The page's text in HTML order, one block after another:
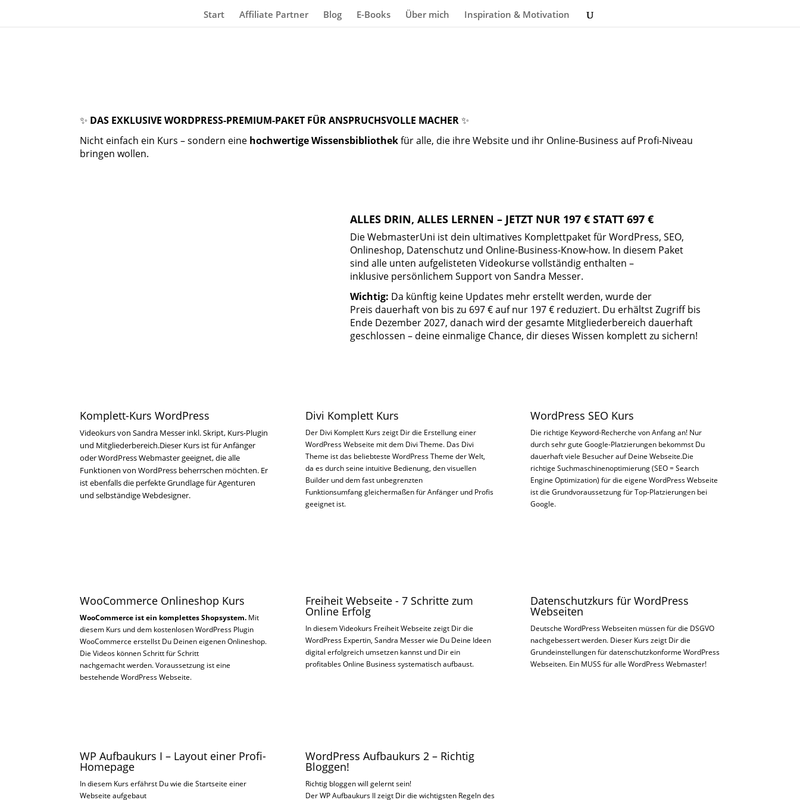
Start Affiliate Partner Blog E-Books Über mich Inspiration & Motivation
✨ DAS EXKLUSIVE WORDPRESS-PREMIUM-PAKET FÜR ANSPRUCHSVOLLE MACHER✨
Nicht einfach ein Kurs – sondern eine hochwertige Wissensbibliothekfür alle, die ihre Website und ihr Online-Business auf Profi-Niveau
bringen wollen.
ALLES DRIN, ALLES LERNEN – JETZT NUR 197 € STATT 697 €
Die WebmasterUni ist dein ultimatives Komplettpaket für WordPress, SEO,
Onlineshop, Datenschutz und Online-Business-Know-how. In diesem Paket
sind alle unten aufgelisteten Videokurse vollständig enthalten –
inklusive persönlichem Support von Sandra Messer.
Wichtig: Da künftig keine Updates mehr erstellt werden, wurde der
Preis dauerhaft von bis zu 697 € auf nur 197 € reduziert. Du erhältst Zugriff bis
Ende Dezember 2027, danach wird der gesamte Mitgliederbereich dauerhaft
geschlossen – deine einmalige Chance, dir dieses Wissen komplett zu sichern!
Komplett-Kurs WordPress
Videokurs von Sandra Messer inkl. Skript, Kurs-Plugin
und Mitgliederbereich.Dieser Kurs ist für Anfänger
oder WordPress Webmaster geeignet, die alle
Funktionen von WordPress beherrschen möchten. Er
ist ebenfalls die perfekte Grundlage für Agenturen
und selbständige Webdesigner.
Divi Komplett Kurs
Der Divi Komplett Kurs zeigt Dir die Erstellung einer
WordPress Webseite mit dem Divi Theme. Das Divi
Theme ist das beliebteste WordPress Theme der Welt,
da es durch seine intuitive Bedienung, den visuellen
Builder und dem fast unbegrenzten
Funktionsumfang gleichermaßen für Anfänger und Profis
geeignet ist.
WordPress SEO Kurs
Die richtige Keyword-Recherche von Anfang an! Nur
durch sehr gute Google-Platzierungen bekommst Du
dauerhaft viele Besucher auf Deine Webseite.Die
richtige Suchmaschinenoptimierung (SEO = Search
Engine Optimization) für die eigene WordPress Webseite
ist die Grundvoraussetzung für Top-Platzierungen bei
Google.
WooCommerce Onlineshop Kurs
WooCommerce ist ein komplettes Shopsystem. Mit
diesem Kurs und dem kostenlosen WordPress Plugin
WooCommerceerstellst Du Deinen eigenen Onlineshop.
Die Videos können Schritt für Schritt
nachgemacht werden. Voraussetzung ist eine
bestehende WordPress Webseite.
Freiheit Webseite - 7 Schritte zum
Online Erfolg
In diesem Videokurs Freiheit Webseite zeigt Dir die
WordPress Expertin, Sandra Messer wie Du Deine Ideen
digital erfolgreich umsetzen kannst und Dir ein
profitables Online Business systematisch aufbaust.
Datenschutzkurs für WordPress
Webseiten
Deutsche WordPress Webseiten müssen für die DSGVO
nachgebessert werden. Dieser Kurs zeigt Dir die
Grundeinstellungen für datenschutzkonforme WordPress
Webseiten. Ein MUSS für alle WordPress Webmaster!
WP Aufbaukurs I – Layout einer Profi-
Homepage
In diesem Kurs erfährst Du wie die Startseite einer
Webseite aufgebaut
WordPress Aufbaukurs 2 – Richtig
Bloggen!
Richtig bloggen will gelernt sein!
Der WP Aufbaukurs II zeigt Dir die wichtigsten Regeln des